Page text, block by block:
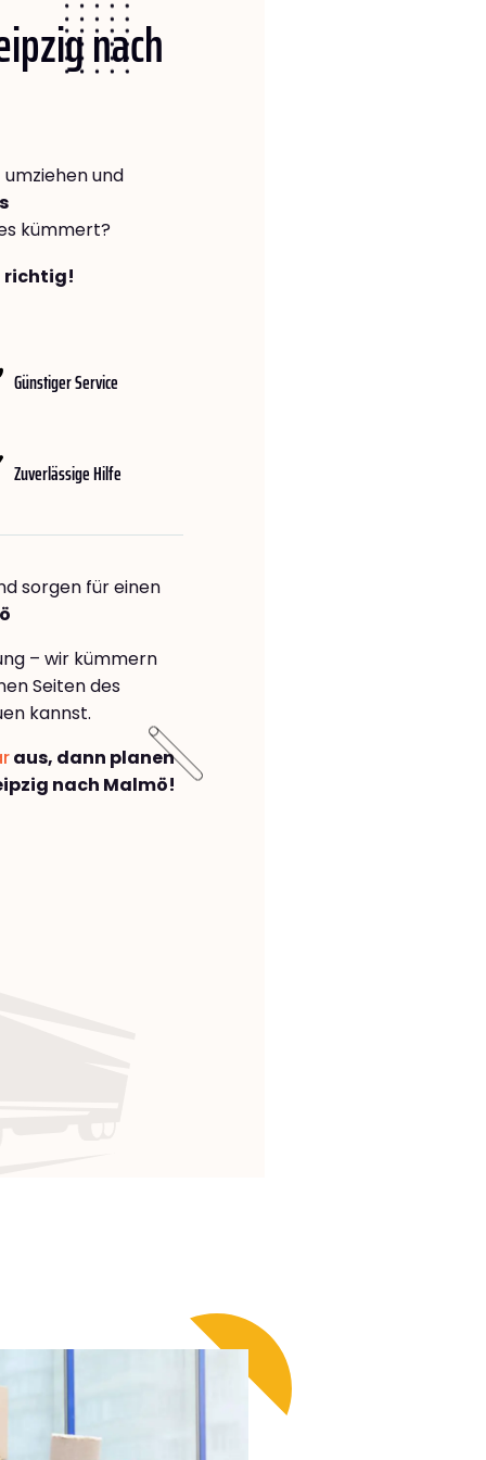
nach
umziehen und
kümmert?
richtig!
Günstiger Service
Zuverlässige Hilfe
sorgen für einen
– wir kümmern
Seiten des
kannst.
aus, dann planen
nach Malmö!